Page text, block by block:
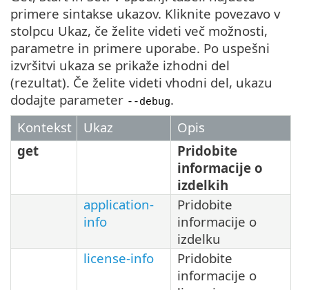
primere sintakse ukazov. Kliknite povezavo v
stolpcu Ukaz, če želite videti več možnosti,
parametre in primere uporabe. Po uspešni
izvršitvi ukaza se prikaže izhodni del
(rezultat). Če želite videti vhodni del, ukazu
dodajte parameter --debug.
Kontekst
Ukaz
Opis
get
Pridobite
informacije o
izdelkih
application-
info
Pridobite
informacije o
izdelku
license-info
Pridobite
informacije o